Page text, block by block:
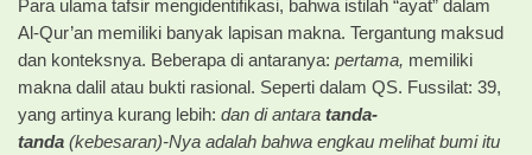
Para ulama tafsir mengidentifikasi, bahwa istilah “ayat” dalam
Al-Qur’an memiliki banyak lapisan makna. Tergantung maksud
dan konteksnya. Beberapa di antaranya: pertama, memiliki
makna dalil atau bukti rasional. Seperti dalam QS. Fussilat: 39,
yang artinya kurang lebih: dan di antara tanda-
tanda (kebesaran)-Nya adalah bahwa engkau melihat bumi itu